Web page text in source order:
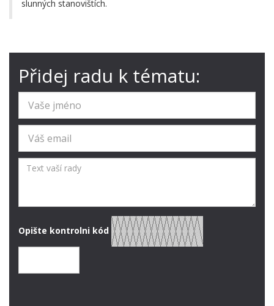
slunných stanovištích.
Přidej radu k tématu:
Opište kontrolni kód